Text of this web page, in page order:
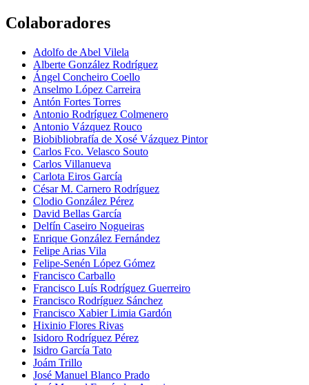
Colaboradores
Adolfo de Abel Vilela
Alberte González Rodríguez
Ángel Concheiro Coello
Anselmo López Carreira
Antón Fortes Torres
Antonio Rodríguez Colmenero
Antonio Vázquez Rouco
Biobibliobrafía de Xosé Vázquez Pintor
Carlos Fco. Velasco Souto
Carlos Villanueva
Carlota Eiros García
César M. Carnero Rodríguez
Clodio González Pérez
David Bellas García
Delfín Caseiro Nogueiras
Enrique González Fernández
Felipe Arias Vila
Felipe-Senén López Gómez
Francisco Carballo
Francisco Luís Rodríguez Guerreiro
Francisco Rodríguez Sánchez
Francisco Xabier Limia Gardón
Hixinio Flores Rivas
Isidoro Rodríguez Pérez
Isidro García Tato
Joám Trillo
José Manuel Blanco Prado